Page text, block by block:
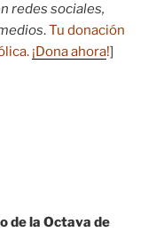
redes sociales,
.Tu donación
¡Dona ahora!]
de la Octava de